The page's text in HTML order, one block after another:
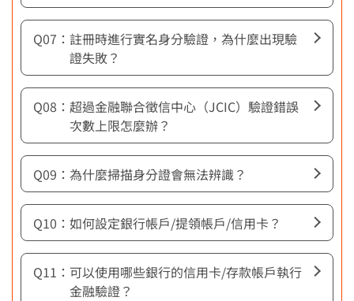
會員
與我聯繫
Foreigner registration
[日本]跨境支付
合作通路
合作通路
本月新增
減碳贏家
兌換減碳驕傲禮
執行減碳任務
去哪裡愛地球
排行榜
註冊時進行實名身分驗證，為什麼出現驗
證失敗？
超過金融聯合徵信中心（JCIC）驗證錯誤
次數上限怎麼辦？
為什麼掃描身分證會無法辨識？
如何設定銀行帳戶/提領帳戶/信用卡？
可以使用哪些銀行的信用卡/存款帳戶執行
金融驗證？